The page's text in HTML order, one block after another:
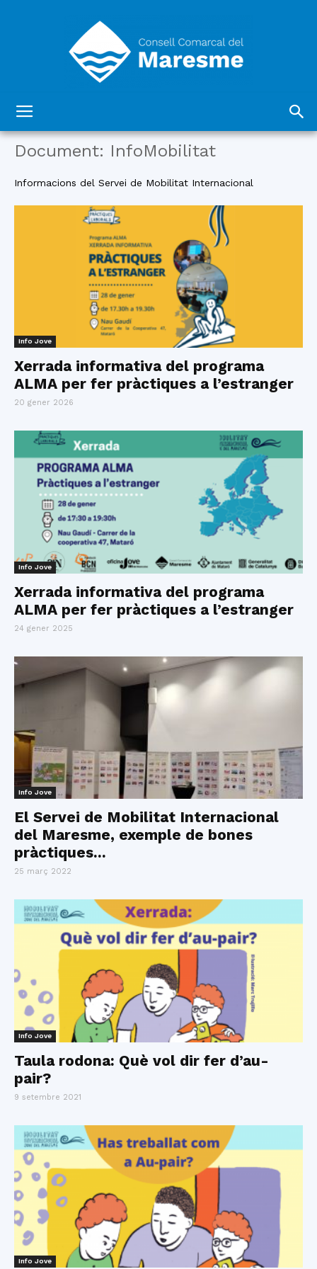
Comarcal
del
Maresme
Document: InfoMobilitat
Informacions del Servei de Mobilitat Internacional
Info Jove
Xerrada informativa del programa
ALMA per fer pràctiques a l’estranger
20 gener 2026
Info Jove
Xerrada informativa del programa
ALMA per fer pràctiques a l’estranger
24 gener 2025
Info Jove
El Servei de Mobilitat Internacional
del Maresme, exemple de bones
pràctiques...
25 març 2022
Info Jove
Taula rodona: Què vol dir fer d’au-
pair?
9 setembre 2021
Info Jove